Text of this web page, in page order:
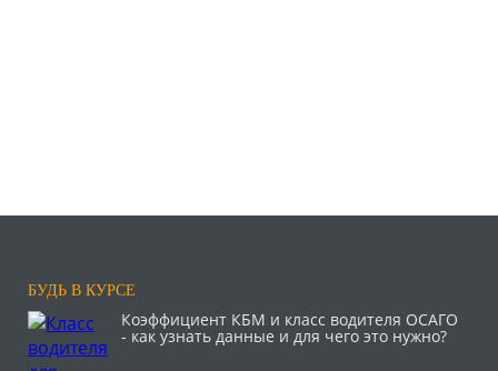
БУДЬ В КУРСЕ
Коэффициент КБМ и класс водителя ОСАГО
- как узнать данные и для чего это нужно?